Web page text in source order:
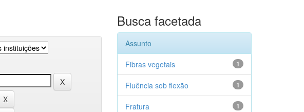
Busca facetada
Assunto
1
Fibras vegetais
1
Fluência sob flexão
1
Fratura